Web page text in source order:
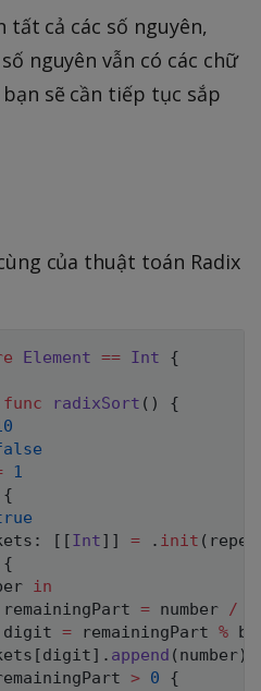
tất cả các số nguyên,
nguyên vẫn có các chữ
sẽ cần tiếp tục sắp
của thuật toán Radix
Element == Int {
func radixSort ( )
{
1
{
: [ [Int] ] = . init (
{
in
remainingPart = number /
digit = remainingPart %
[digit] . append ( number)
> 0
{